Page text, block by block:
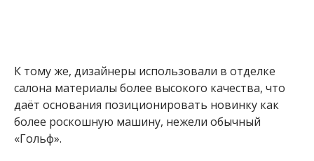
К тому же, дизайнеры использовали в отделке
салона материалы более высокого качества, что
даёт основания позиционировать новинку как
более роскошную машину, нежели обычный
«Гольф».